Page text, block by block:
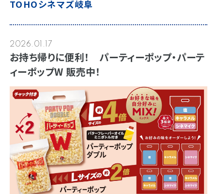
TOHOシネマズ岐阜
2026.01.17
お持ち帰りに便利！ パーティーポップ・パーテ
ィーポップW 販売中！